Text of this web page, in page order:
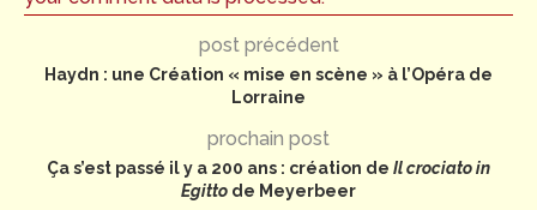
post précédent
Haydn : une Création « mise en scène » à l’Opéra de
Lorraine
prochain post
Ça s’est passé il y a 200 ans : création de Il crociato in
Egitto de Meyerbeer